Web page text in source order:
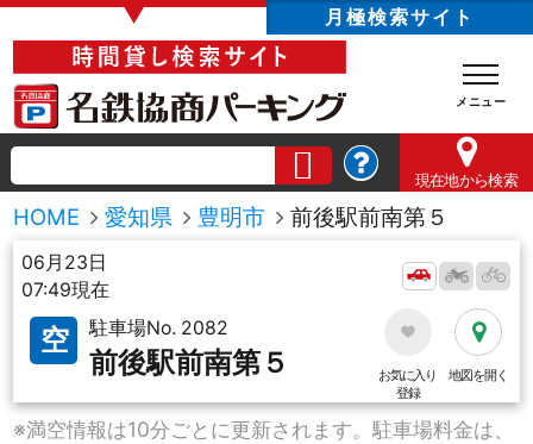
▼ 月極検索サイト
現在地から検索
HOME 愛知県 豊明市 前後駅前南第５
06月23日
07:49現在
空 駐車場No. 2082
前後駅前南第５
お気に入り
登録
地図を開く
※満空情報は10分ごとに更新されます。駐車場料金は、